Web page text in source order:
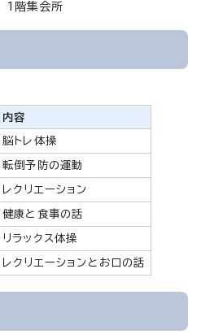
階集会所
内容
脳トレ体操
転倒予防の運動
レクリエーション
健康と食事の話
リラックス体操
レクリエーションとお口の話